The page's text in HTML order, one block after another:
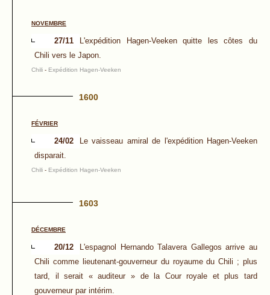
NOVEMBRE
27/11
L'expédition Hagen-Veeken quitte les côtes du
Chili vers le Japon.
Chili - Expédition Hagen-Veeken
1600
FÉVRIER
24/02
Le vaisseau amiral de l'expédition Hagen-Veeken
disparait.
Chili - Expédition Hagen-Veeken
1603
DÉCEMBRE
20/12
L'espagnol Hernando Talavera Gallegos arrive au
Chili comme lieutenant-gouverneur du royaume du Chili ; plus
tard, il serait « auditeur » de la Cour royale et plus tard
gouverneur par intérim.